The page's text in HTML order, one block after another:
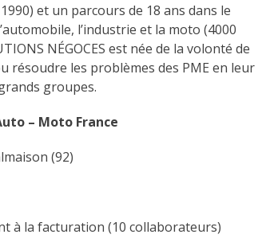
et un parcours de 18 ans dans le
l’industrie et la moto (4000
NÉGOCES est née de la volonté de
résoudre les problèmes des PME en leur
groupes.
– Moto France
(92)
à la facturation (10 collaborateurs)